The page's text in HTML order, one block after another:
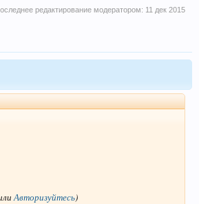
редактирование модератором: 11 дек 2015
Авторизуйтесь)